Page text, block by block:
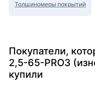
Толщиномеры покрытий
Покупатели,
2,5-65-PRO3
купили